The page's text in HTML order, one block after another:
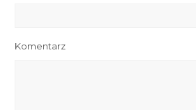
Komentarz